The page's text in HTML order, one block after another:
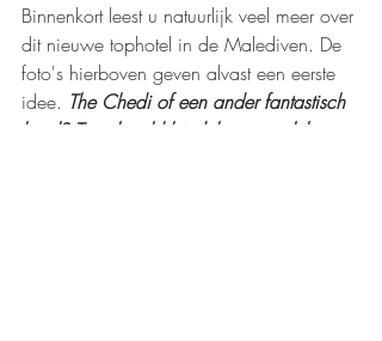
Binnenkort leest u natuurlijk veel meer over
dit nieuwe tophotel in de Malediven. De
foto's hierboven geven alvast een eerste
idee. The Chedi of een ander fantastisch
hotel? Travelworld biedt het natuurlijk